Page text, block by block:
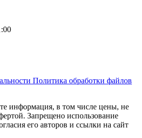
Политика обработки файлов
информация, в том числе цены, не
Запрещено использование
его авторов и ссылки на сайт